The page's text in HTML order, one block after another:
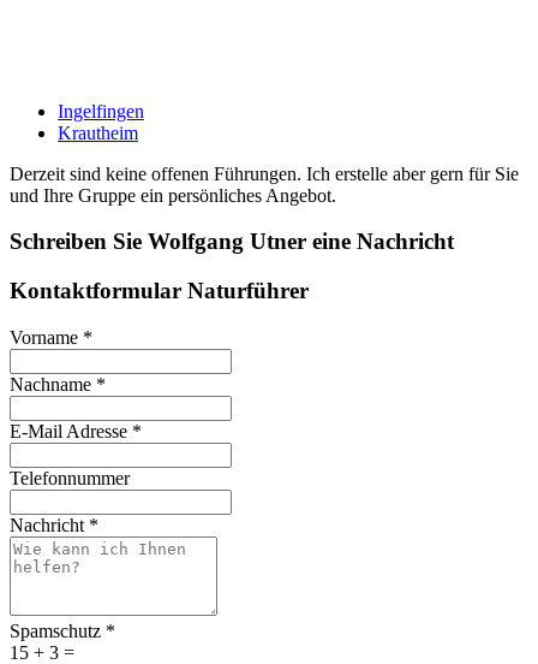
Ingelfingen
Krautheim
Derzeit sind keine offenen Führungen. Ich erstelle aber gern für Sie
und Ihre Gruppe ein persönliches Angebot.
Schreiben Sie Wolfgang Utner eine Nachricht
Kontaktformular Naturführer
Vorname *
Nachname *
E-Mail Adresse *
Telefonnummer
Nachricht *
Spamschutz *
15 + 3 =